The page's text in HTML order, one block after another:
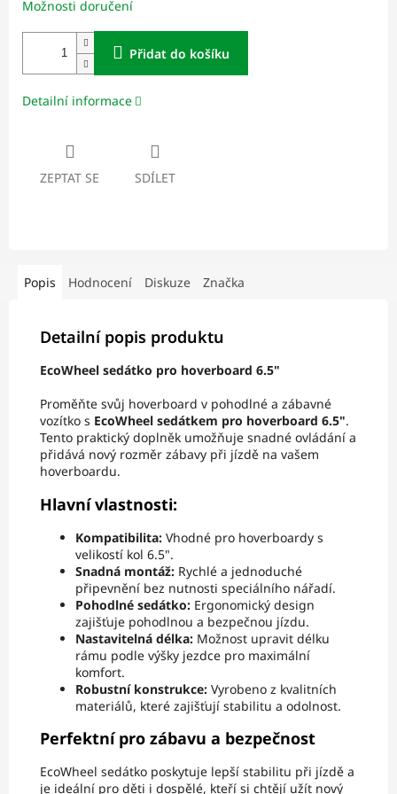
Možnosti doručení
Přidat do košíku
Detailní informace
ZEPTAT SE SDÍLET
Popis Hodnocení Diskuze Značka
Detailní popis produktu
EcoWheel sedátko pro hoverboard 6.5"
Proměňte svůj hoverboard v pohodlné a zábavné
vozítko s EcoWheel sedátkem pro hoverboard 6.5".
Tento praktický doplněk umožňuje snadné ovládání a
přidává nový rozměr zábavy při jízdě na vašem
hoverboardu.
Hlavní vlastnosti:
Kompatibilita: Vhodné pro hoverboardy s
velikostí kol 6.5".
Snadná montáž: Rychlé a jednoduché
připevnění bez nutnosti speciálního nářadí.
Pohodlné sedátko: Ergonomický design
zajišťuje pohodlnou a bezpečnou jízdu.
Nastavitelná délka: Možnost upravit délku
rámu podle výšky jezdce pro maximální
komfort.
Robustní konstrukce: Vyrobeno z kvalitních
materiálů, které zajišťují stabilitu a odolnost.
Perfektní pro zábavu a bezpečnost
EcoWheel sedátko poskytuje lepší stabilitu při jízdě a
je ideální pro děti i dospělé, kteří si chtějí užít nový